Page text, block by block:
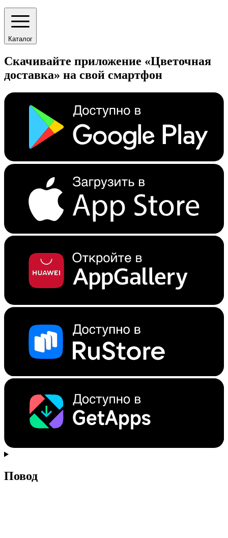
Каталог
Скачивайте приложение «Цветочная
доставка» на свой смартфон
Повод